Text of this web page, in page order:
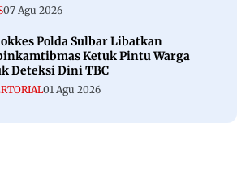
07 Agu 2026
Polda Sulbar Libatkan
Ketuk Pintu Warga
Deteksi Dini TBC
01 Agu 2026